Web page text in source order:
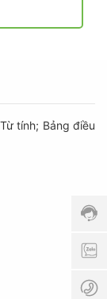
tính; Bảng điều
phục
vụ:
AM -
PM